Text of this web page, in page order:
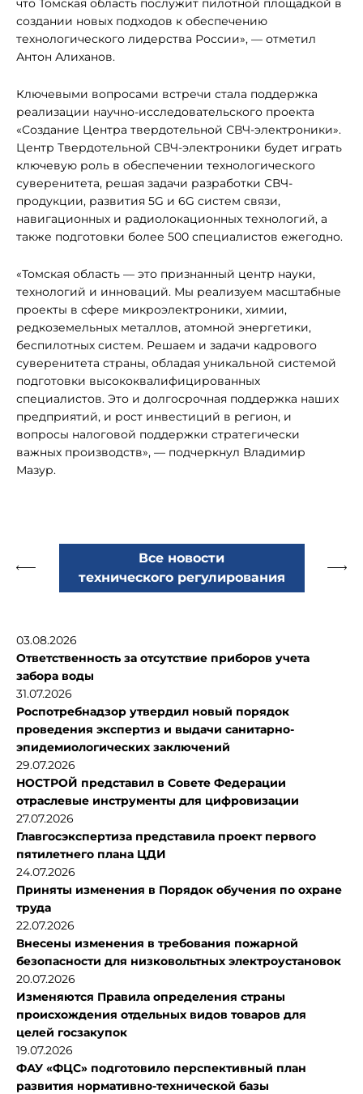
что Томская область послужит пилотной площадкой в
создании новых подходов к обеспечению
технологического лидерства России», — отметил
Антон Алиханов.
Ключевыми вопросами встречи стала поддержка
реализации научно-исследовательского проекта
«Создание Центра твердотельной СВЧ-электроники».
Центр Твердотельной СВЧ-электроники будет играть
ключевую роль в обеспечении технологического
суверенитета, решая задачи разработки СВЧ-
продукции, развития 5G и 6G систем связи,
навигационных и радиолокационных технологий, а
также подготовки более 500 специалистов ежегодно.
«Томская область — это признанный центр науки,
технологий и инноваций. Мы реализуем масштабные
проекты в сфере микроэлектроники, химии,
редкоземельных металлов, атомной энергетики,
беспилотных систем. Решаем и задачи кадрового
суверенитета страны, обладая уникальной системой
подготовки высококвалифицированных
специалистов. Это и долгосрочная поддержка наших
предприятий, и рост инвестиций в регион, и
вопросы налоговой поддержки стратегически
важных производств», — подчеркнул Владимир
Мазур.
Все новости
технического регулирования
03.08.2026
Ответственность за отсутствие приборов учета
забора воды
31.07.2026
Роспотребнадзор утвердил новый порядок
проведения экспертиз и выдачи санитарно-
эпидемиологических заключений
29.07.2026
НОСТРОЙ представил в Совете Федерации
отраслевые инструменты для цифровизации
27.07.2026
Главгосэкспертиза представила проект первого
пятилетнего плана ЦДИ
24.07.2026
Приняты изменения в Порядок обучения по охране
труда
22.07.2026
Внесены изменения в требования пожарной
безопасности для низковольтных электроустановок
20.07.2026
Изменяются Правила определения страны
происхождения отдельных видов товаров для
целей госзакупок
19.07.2026
ФАУ «ФЦС» подготовило перспективный план
развития нормативно-технической базы